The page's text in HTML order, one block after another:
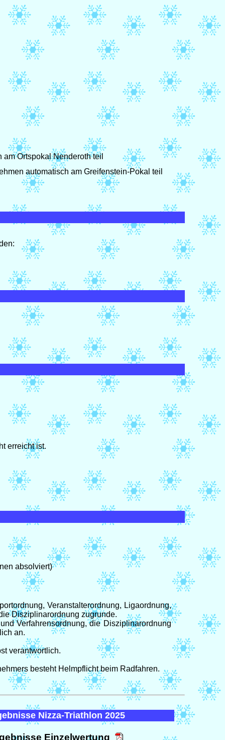
Ortspokal Nenderoth teil
automatisch am Greifenstein-Pokal teil
erreicht ist.
absolviert)
Veranstalterordnung, Ligaordnung,
Disziplinarordnung zugrunde.
Verfahrensordnung, die Disziplinarordnung
an.
verantwortlich.
besteht Helmpflicht beim Radfahren.
Nizza-Triathlon 2025
Einzelwertung